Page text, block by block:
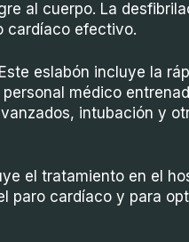
al cuerpo. La
cardíaco efectivo.
Este eslabón incluye la
médico
intubación y
el tratamiento en el
paro cardíaco y para